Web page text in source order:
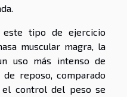
este tipo de ejercicio
muscular magra, la
uso más intenso de
reposo, comparado
el control del peso se